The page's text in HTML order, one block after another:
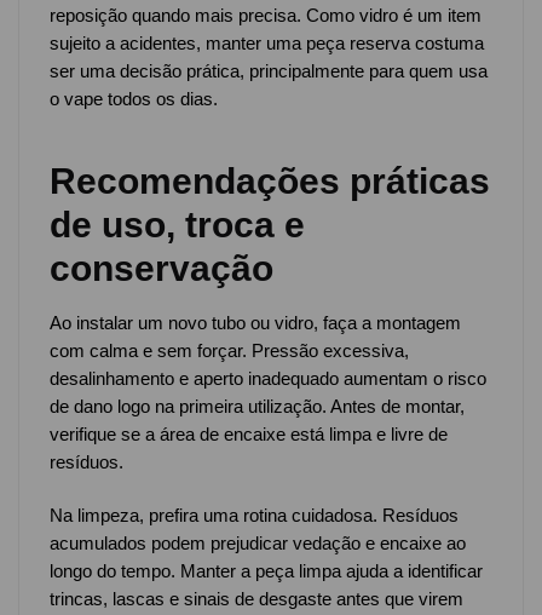
reposição quando mais precisa. Como vidro é um item
sujeito a acidentes, manter uma peça reserva costuma
ser uma decisão prática, principalmente para quem usa
o vape todos os dias.
Recomendações práticas
de uso, troca e
conservação
Ao instalar um novo tubo ou vidro, faça a montagem
com calma e sem forçar. Pressão excessiva,
desalinhamento e aperto inadequado aumentam o risco
de dano logo na primeira utilização. Antes de montar,
verifique se a área de encaixe está limpa e livre de
resíduos.
Na limpeza, prefira uma rotina cuidadosa. Resíduos
acumulados podem prejudicar vedação e encaixe ao
longo do tempo. Manter a peça limpa ajuda a identificar
trincas, lascas e sinais de desgaste antes que virem